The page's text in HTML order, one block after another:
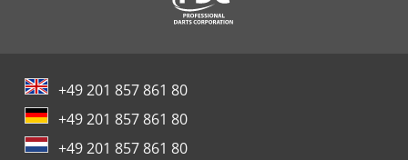
Hitachi Zx38U-6
Hitachi Zx55U-6
+49 201 857 861 80
+49 201 857 861 80
+49 201 857 861 80